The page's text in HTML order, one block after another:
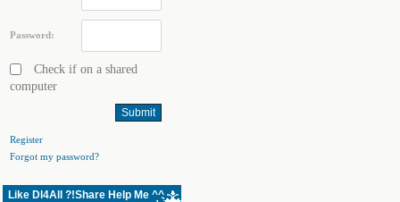
Password:
Check if on a shared
computer
Register
Forgot my password?
Like Dl4All ?!Share Help Me ^^